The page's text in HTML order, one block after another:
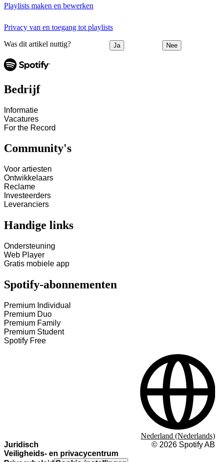
Playlists maken en bewerken
Privacy van en toegang tot playlists
Was dit artikel nuttig? Ja Nee
Bedrijf
Informatie
Vacatures
For the Record
Community's
Voor artiesten
Ontwikkelaars
Reclame
Investeerders
Leveranciers
Handige links
Ondersteuning
Web Player
Gratis mobiele app
Spotify-abonnementen
Premium Individual
Premium Duo
Premium Family
Premium Student
Spotify Free
Juridisch
Veiligheids- en privacycentrum
© 2026 Spotify AB
Nederland (Nederlands)